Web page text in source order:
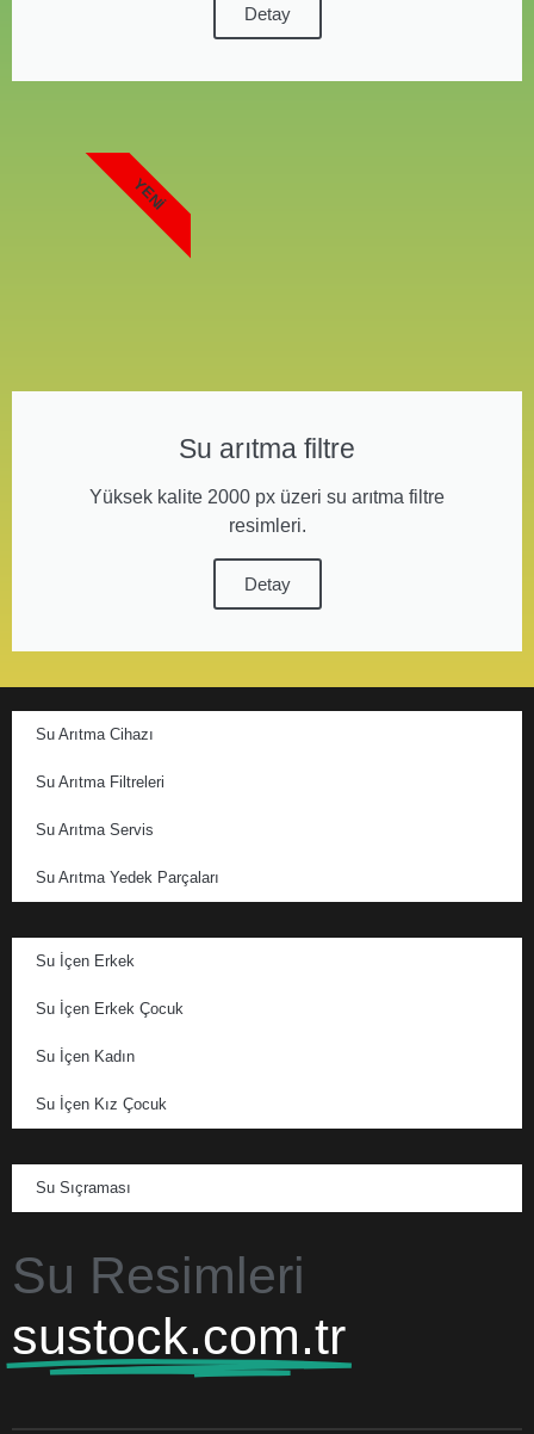
Detay
Su arıtma filtre
Yüksek kalite 2000 px üzeri su arıtma filtre
resimleri.
Detay
YENI
Su Arıtma Cihazı
Su Arıtma Filtreleri
Su Arıtma Servis
Su Arıtma Yedek Parçaları
Su İçen Erkek
Su İçen Erkek Çocuk
Su İçen Kadın
Su İçen Kız Çocuk
Su Sıçraması
Su Resimleri
sustock.com.tr